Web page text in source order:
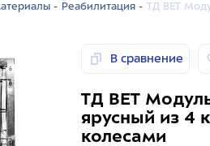
- Реабилитация - ТД ВЕТ
В сравнение
ТД ВЕТ
ярусный из 4
колесами